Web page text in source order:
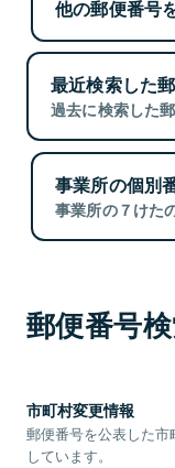
他の郵便番号
最近検索した
過去に検索した
事業所の個別
事業所の７けた
郵便番号
市町村変更情報
郵便番号を公表した
しています。